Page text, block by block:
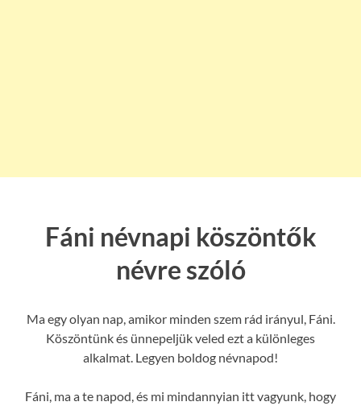
Fáni névnapi köszöntők
névre szóló
Ma egy olyan nap, amikor minden szem rád irányul, Fáni.
Köszöntünk és ünnepeljük veled ezt a különleges
alkalmat. Legyen boldog névnapod!
Fáni, ma a te napod, és mi mindannyian itt vagyunk, hogy